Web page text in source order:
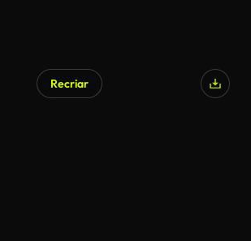
Recriar